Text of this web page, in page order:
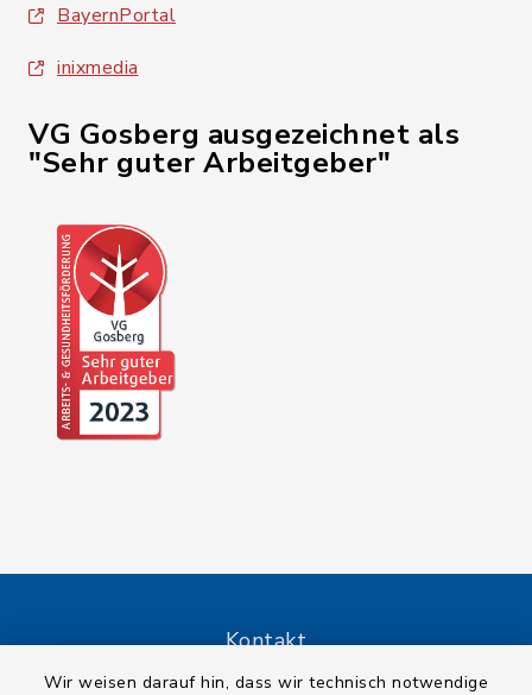
Wir weisen darauf hin, dass wir technisch notwendige
BayernPortal
inixmedia
VG Gosberg ausgezeichnet als
"Sehr guter Arbeitgeber"
Kontakt